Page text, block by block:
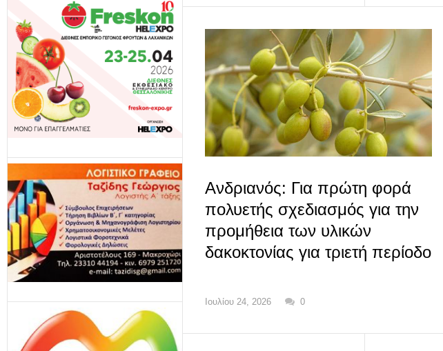
Ανδριανός: Για πρώτη φορά
πολυετής σχεδιασμός για την
προμήθεια των υλικών
δακοκτονίας για τριετή περίοδο
Ιουλίου 24, 2026 0